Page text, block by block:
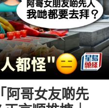
阿哥女友啲先